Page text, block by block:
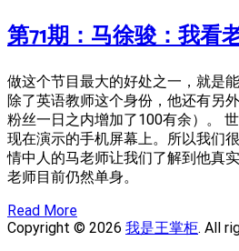
第71期：马徐骏：我看
做这个节目最大的好处之一，就是
除了英语教师这个身份，他还有另
粉丝一日之内增加了100有余）。
现在演示的手机屏幕上。所以我们
情中人的马老师让我们了解到他真
老师目前仍然单身。
Read More
Copyright © 2026 我是王掌柜. All